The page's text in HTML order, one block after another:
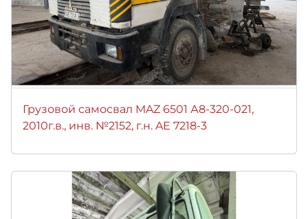
Грузовой самосвал MAZ 6501 А8-320-021,
2010г.в., инв. №2152, г.н. AE 7218-3